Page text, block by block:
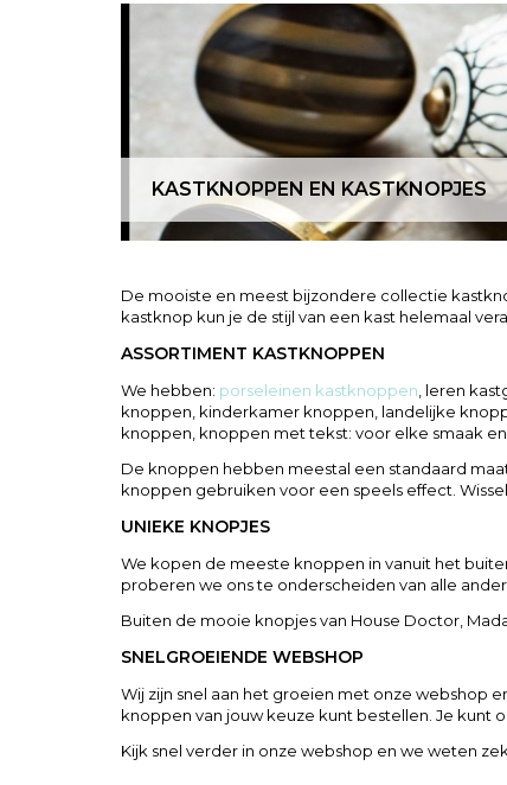
KASTKNOPPEN EN KASTKNOPJES
De mooiste en meest bijzondere collectie
kastknop kun je de stijl van een kast helemaal
ASSORTIMENT KASTKNOPPEN
We hebben: porseleinen kastknoppen , leren
knoppen, kinderkamer knoppen, landelijke
knoppen, knoppen met tekst: voor elke smaak
De knoppen hebben meestal een standaard
knoppen gebruiken voor een speels effect.
UNIEKE KNOPJES
We kopen de meeste knoppen in vanuit het
proberen we ons te onderscheiden van alle
Buiten de mooie knopjes van House Doctor,
SNELGROEIENDE WEBSHOP
Wij zijn snel aan het groeien met onze webshop
knoppen van jouw keuze kunt bestellen. Je kunt
Kijk snel verder in onze webshop en we weten